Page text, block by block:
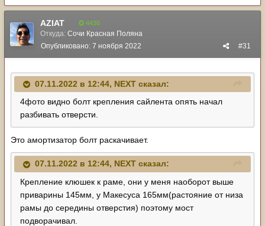
AZIAT 4430
Откуда: Сочи Красная Поляна
#31
Опубликовано: 7 ноября 2022
07.11.2022 в 12:44, NЕХТ сказал:
4фото видно болт крепления сайлента опять начал
разбивать отверсти.
Это амортизатор болт раскачивает.
07.11.2022 в 12:44, NЕХТ сказал:
Крепление клюшек к раме, они у меня наоборот выше
приварины 145мм, у Макесуса 165мм(растояние от низа
рамы до середины отверстия) поэтому мост
подворачивал.